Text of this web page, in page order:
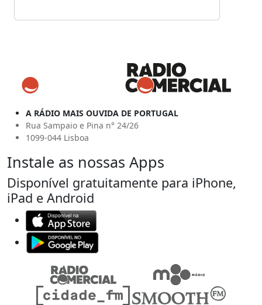
A RÁDIO MAIS OUVIDA DE PORTUGAL
Rua Sampaio e Pina n° 24/26
1099-044 Lisboa
Instale as nossas Apps
Disponível gratuitamente para iPhone,
iPad e Android